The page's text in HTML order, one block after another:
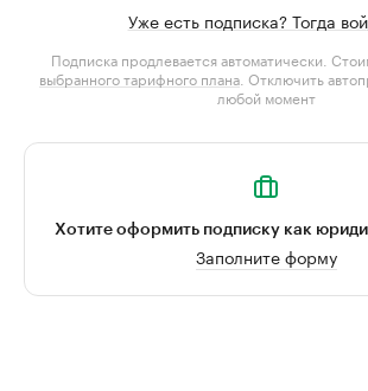
Уже есть подписка? Тогда
Подписка продлевается автоматически.
выбранного тарифного плана . Отключить
любой момент
Хотите оформить подписку как
Заполните форму